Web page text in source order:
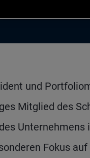
und
Mitglied des
Fokus